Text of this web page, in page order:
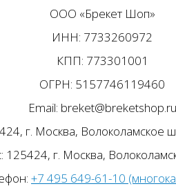
ООО «Брекет Шоп»
ИНН: 7733260972
КПП: 773301001
ОГРН: 5157746119460
Email: breket@breketshop.ru
г. Москва, Волоколамское
125424, г. Москва,
+7 495 649-61-10